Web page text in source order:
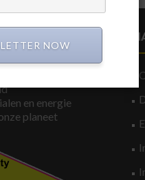
en energie
planeet
NOW